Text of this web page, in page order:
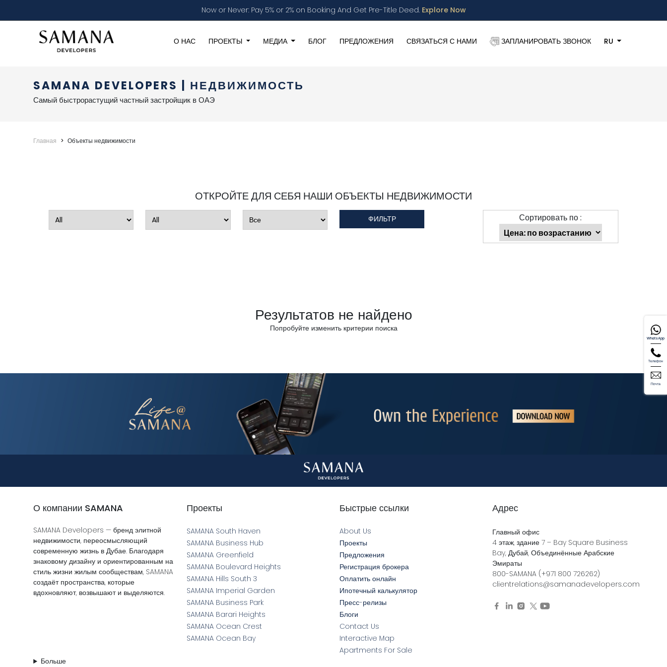
WhatsApp
Телефон
Почта
Now or Never: Pay 5% or 2% on Booking And Get Pre-Title Deed. Explore Now
О НАС ПРОЕКТЫ МЕДИА БЛОГ ПРЕДЛОЖЕНИЯ СВЯЗАТЬСЯ С НАМИ ЗАПЛАНИРОВАТЬ ЗВОНОК RU
SAMANA DEVELOPERS | НЕДВИЖИМОСТЬ
Самый быстрорастущий частный застройщик в ОАЭ
Главная Объекты недвижимости
ОТКРОЙТЕ ДЛЯ СЕБЯ НАШИ ОБЪЕКТЫ НЕДВИЖИМОСТИ
ФИЛЬТР Сортировать по :
Результатов не найдено
Попробуйте изменить критерии поиска
О компании SAMANA
SAMANA Developers — бренд элитной
недвижимости, переосмысляющий
современную жизнь в Дубае. Благодаря
знаковому дизайну и ориентированным на
стиль жизни жилым сообществам, SAMANA
создаёт пространства, которые
вдохновляют, возвышают и выделяются.
Проекты
SAMANA South Haven
SAMANA Business Hub
SAMANA Greenfield
SAMANA Boulevard Heights
SAMANA Hills South 3
SAMANA Imperial Garden
SAMANA Business Park
SAMANA Barari Heights
SAMANA Ocean Crest
SAMANA Ocean Bay
Быстрые ссылки
About Us
Проекты
Предложения
Регистрация брокера
Оплатить онлайн
Ипотечный калькулятор
Пресс-релизы
Блоги
Contact Us
Interactive Map
Apartments For Sale
Адрес
Главный офис
4 этаж, здание 7 – Bay Square Business
Bay, Дубай, Объединённые Арабские
Эмираты
800-SAMANA (+971 800 726262)
clientrelations@samanadevelopers.com
Больше